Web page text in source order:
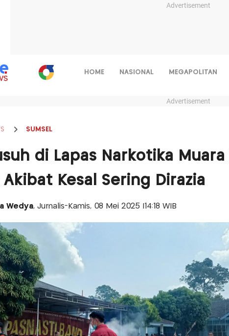
Advertisement
HOME NASIONAL MEGAPOLITAN
Advertisement
SUMSEL
di Lapas Narkotika
Akibat Kesal Sering Dirazia
Wedya, Jurnalis-Kamis, 08 Mei 2025 |14:18 WIB